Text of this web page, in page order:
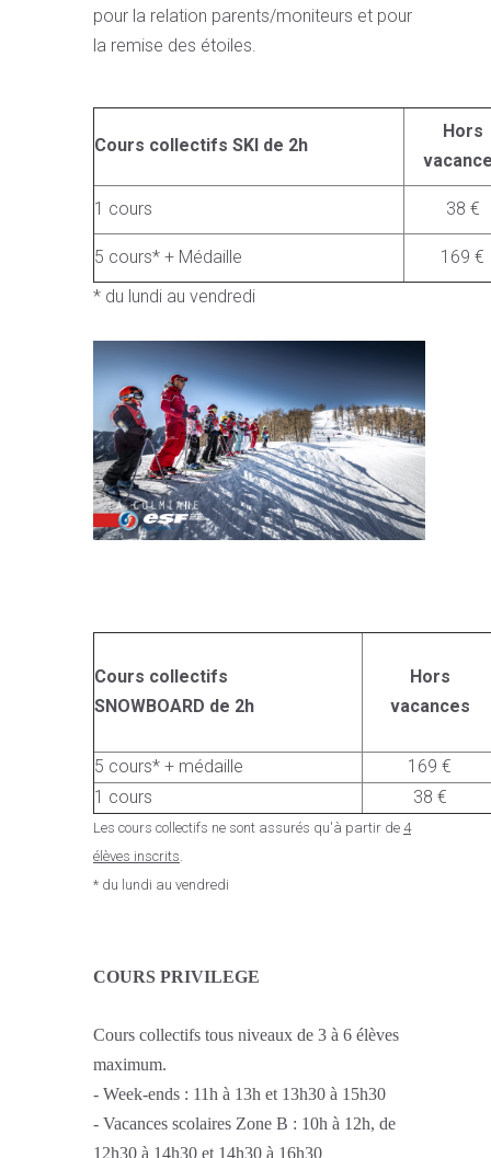
pour la relation parents/moniteurs et pour
la remise des étoiles.
Cours collectifs SKI de 2h
Hors
1 cours 38 €
5 cours* + Médaille
169 €
* du lundi au vendredi
Cours collectifs
SNOWBOARD de 2h
Hors
vacances
5 cours* + médaille
169 €
1 cours
38 €
Les cours collectifs ne sont assurés qu'à partir de 4
élèves inscrits.
* du lundi au vendredi
COURS PRIVILEGE
Cours collectifs tous niveaux de 3 à 6 élèves
maximum.
- Week-ends : 11h à 13h et 13h30 à 15h30
- Vacances scolaires Zone B : 10h à 12h, de
12h30 à 14h30 et 14h30 à 16h30